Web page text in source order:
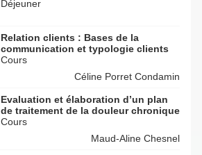
Déjeuner
Relation clients : Bases de la
communication et typologie clients
Cours
Céline Porret Condamin
Evaluation et élaboration d’un plan
de traitement de la douleur chronique
Cours
Maud-Aline Chesnel